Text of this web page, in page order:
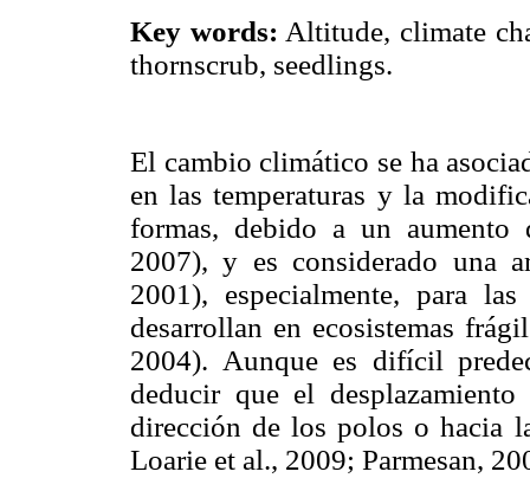
Key words: Altitude, climate
thornscrub, seedlings.
El cambio climático se ha
en las temperaturas y la
formas, debido a un aumento
2007), y es considerado una
2001), especialmente, para
desarrollan en ecosistemas
2004). Aunque es difícil
deducir que el
dirección de los polos o hacia
Loarie et al., 2009; Parmesan,